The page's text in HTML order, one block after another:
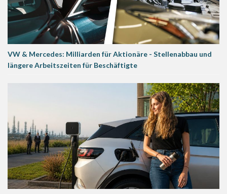
VW & Mercedes: Milliarden für Aktionäre - Stellenabbau und
längere Arbeitszeiten für Beschäftigte